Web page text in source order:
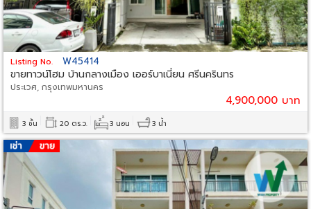
Listing No. W45414
ขายทาวน์โฮม บ้านกลางเมือง เออร์บาเนี่ยน ศรีนครินทร
ประเวศ, กรุงเทพมหานคร
4,900,000 บาท
3 ชั้น 20 ตร.ว. 3 นอน 3 น้ำ